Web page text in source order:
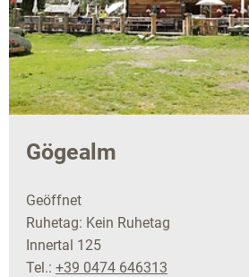
Gögealm
Geöffnet
Ruhetag: Kein Ruhetag
Innertal 125
Tel.: +39 0474 646313